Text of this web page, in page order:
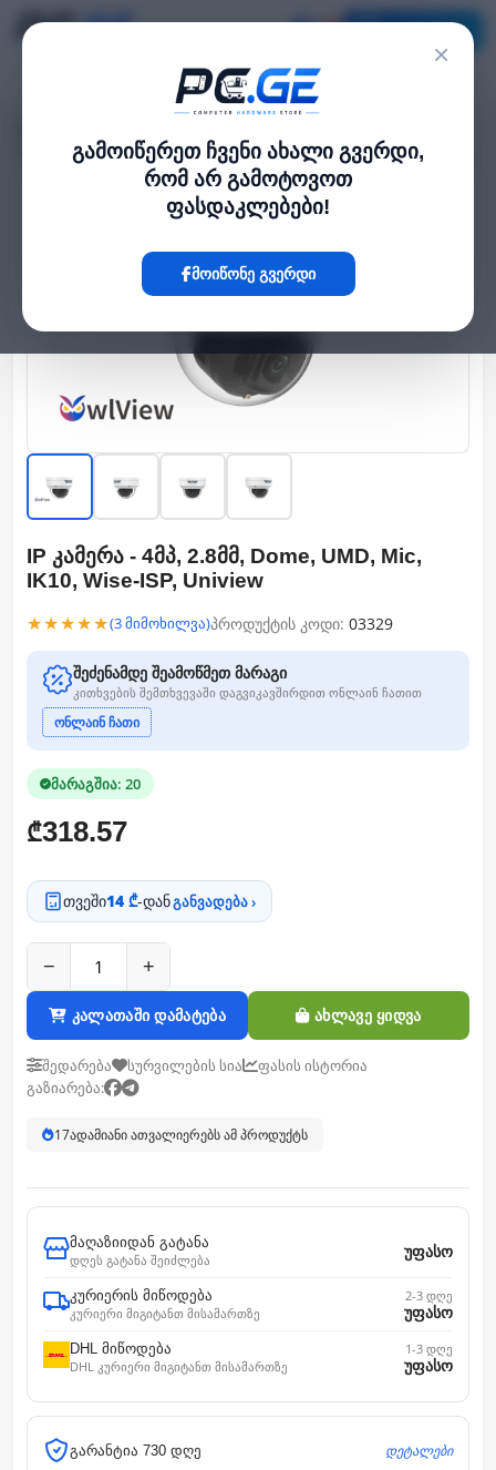
×
გამოიწერეთ ჩვენი ახალი გვერდი,
რომ არ გამოტოვოთ
ფასდაკლებები!
მოიწონე გვერდი
IP კამერა - 4მპ, 2.8მმ, Dome, UMD, Mic, IK10, Wise-ISP, Uniview
IP კამერა - 4მპ, 2.8მმ, Dome, UMD, Mic,
IK10, Wise-ISP, Uniview
★★★★★(3 მიმოხილვა)პროდუქტის კოდი: 03329
შეძენამდე შეამოწმეთ მარაგი
კითხვების შემთხვევაში დაგვიკავშირდით ონლაინ ჩათით
ონლაინ ჩათი
მარაგშია: 20
₾318.57
თვეში14 ₾-დანგანვადება ›
− +
კალათაში დამატება ახლავე ყიდვა
შედარება სურვილების სია
ფასის ისტორია
გაზიარება:
17ადამიანი ათვალიერებს ამ პროდუქტს
მაღაზიიდან გატანა
დღეს გატანა შეიძლება
უფასო
კურიერის მიწოდება
კურიერი მიგიტანთ მისამართზე
2-3 დღე
უფასო
DHL მიწოდება
DHL კურიერი მიგიტანთ მისამართზე
1-3 დღე
უფასო
გარანტია 730 დღე დეტალები